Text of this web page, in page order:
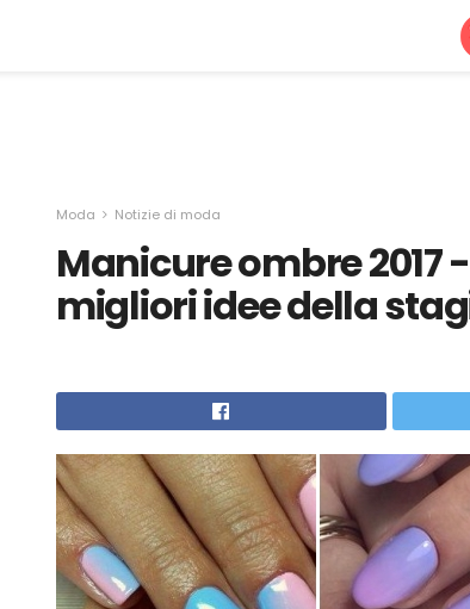
Moda Notizie di moda
Manicure ombre 2017
migliori idee della